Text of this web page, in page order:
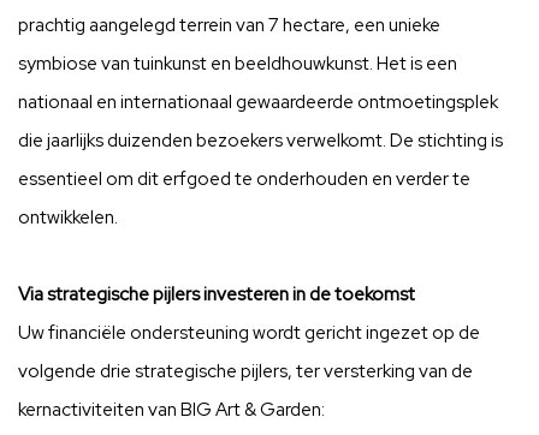
prachtig aangelegd terrein van 7 hectare, een unieke
symbiose van tuinkunst en beeldhouwkunst. Het is een
nationaal en internationaal gewaardeerde ontmoetingsplek
die jaarlijks duizenden bezoekers verwelkomt. De stichting is
essentieel om dit erfgoed te onderhouden en verder te
ontwikkelen.
Via strategische pijlers investeren in de toekomst
Uw financiële ondersteuning wordt gericht ingezet op de
volgende drie strategische pijlers, ter versterking van de
kernactiviteiten van BIG Art & Garden: